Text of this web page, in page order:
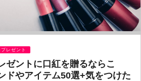
レゼント
ゼントに口紅を贈るならこ
ドやアイテム50選+気をつけた